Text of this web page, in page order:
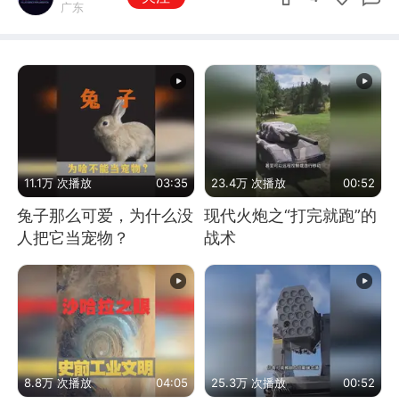
广东
11.1万 次播放 03:35
兔子那么可爱，为什么没
人把它当宠物？
23.4万 次播放 00:52
现代火炮之“打完就跑”的
战术
8.8万 次播放 04:05 25.3万 次播放 00:52